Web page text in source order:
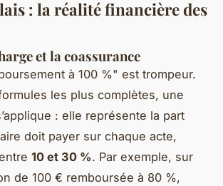
: la réalité financière des
et la coassurance
à 100 %" est trompeur.
les plus complètes, une
: elle représente la part
doit payer sur chaque acte,
10 et 30 %. Par exemple, sur
de 100 € remboursée à 80 %,